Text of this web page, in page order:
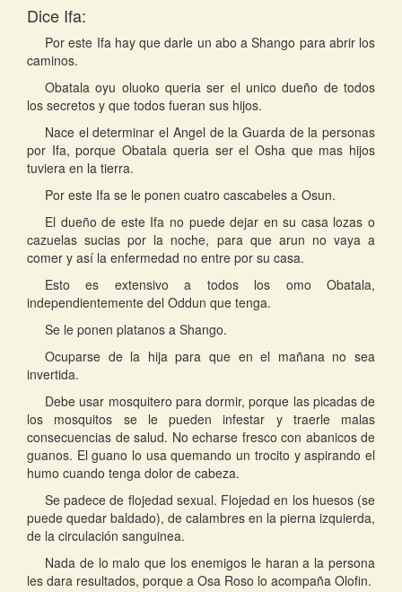
Dice Ifa:
Por este Ifa hay que darle un abo a Shango para abrir los
caminos.
Obatala oyu oluoko queria ser el unico dueño de todos
los secretos y que todos fueran sus hijos.
Nace el determinar el Angel de la Guarda de la personas
por Ifa, porque Obatala queria ser el Osha que mas hijos
tuviera en la tierra.
Por este Ifa se le ponen cuatro cascabeles a Osun.
El dueño de este Ifa no puede dejar en su casa lozas o
cazuelas sucias por la noche, para que arun no vaya a
comer y así la enfermedad no entre por su casa.
Esto es extensivo a todos los omo Obatala,
independientemente del Oddun que tenga.
Se le ponen platanos a Shango.
Ocuparse de la hija para que en el mañana no sea
invertida.
Debe usar mosquitero para dormir, porque las picadas de
los mosquitos se le pueden infestar y traerle malas
consecuencias de salud. No echarse fresco con abanicos de
guanos. El guano lo usa quemando un trocito y aspirando el
humo cuando tenga dolor de cabeza.
Se padece de flojedad sexual. Flojedad en los huesos (se
puede quedar baldado), de calambres en la pierna izquierda,
de la circulación sanguinea.
Nada de lo malo que los enemigos le haran a la persona
les dara resultados, porque a Osa Roso lo acompaña Olofin.